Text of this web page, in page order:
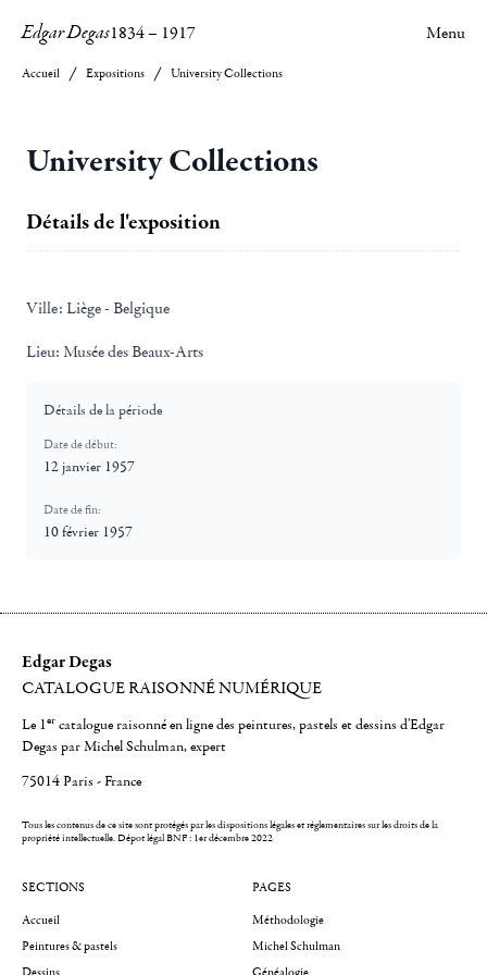
Edgar Degas1834– 1917 Menu
Accueil Expositions University Collections
University Collections
Détails de l'exposition
Ville: Liège - Belgique
Lieu: Musée des Beaux-Arts
Détails de la période
Date de début:
12 janvier 1957
Date de fin:
10 février 1957
Edgar Degas
CATALOGUE RAISONNÉ NUMÉRIQUE
Le 1er catalogue raisonné en ligne des peintures, pastels et dessins d'Edgar
Degas par Michel Schulman, expert
75014 Paris - France
Tous les contenus de ce site sont protégés par les dispositions légales et réglementaires sur les droits de la
propriété intellectuelle.Dépot légal BNF : 1er décembre 2022
SECTIONS
Accueil
Peintures & pastels
PAGES
Méthodologie
Michel Schulman